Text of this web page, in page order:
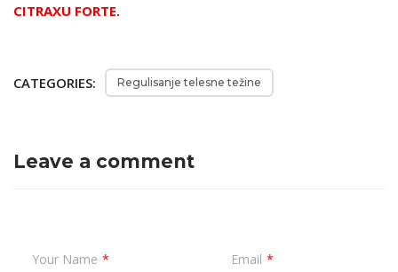
CITRAXU FORTE.
CATEGORIES: Regulisanje telesne težine
Leave a comment
Your Name Email